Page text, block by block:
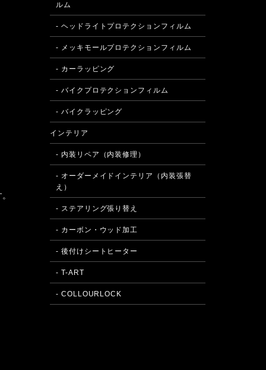
ルム
- ヘッドライトプロテクションフィルム
- メッキモールプロテクションフィルム
- カーラッピング
- バイクプロテクションフィルム
- バイクラッピング
インテリア
- 内装リペア（内装修理）
- オーダーメイドインテリア（内装張替
え）
- ステアリング張り替え
- カーボン・ウッド加工
- 後付けシートヒーター
- T-ART
- COLLOURLOCK